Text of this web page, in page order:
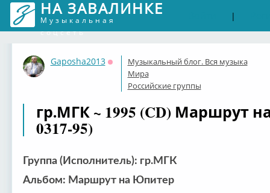
НА ЗАВАЛИНКЕ
Музыкальная
соцсеть
|
Gaposha2013
Оффлайн
Музыкальный блог. Вся музыка
Мира
Российские группы
гр.МГК ~ 1995 (CD) Маршрут
0317-95)
Группа (Исполнитель): гр.МГК
Альбом: Маршрут на Юпитер